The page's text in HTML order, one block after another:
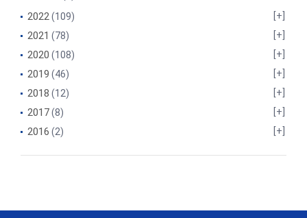
2022 (109)
2021 (78)
2020 (108)
2019 (46)
2018 (12)
2017(8)
2016 (2)